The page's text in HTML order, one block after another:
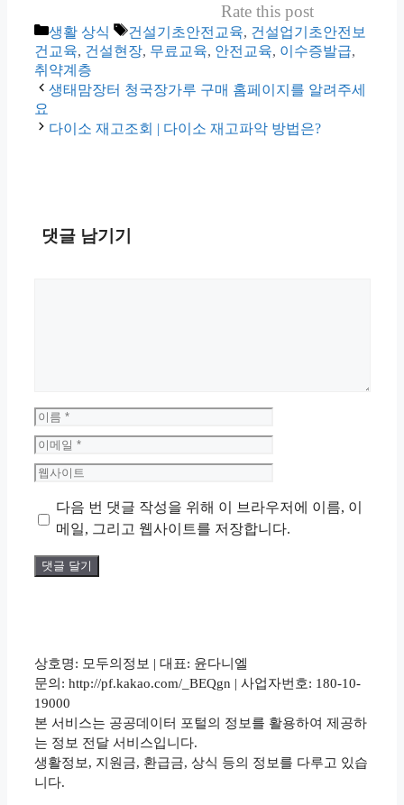
Rate this post
카
테
고
리
생활 상식
태
그
건설기초안전교육, 건설업기초안전보
건교육, 건설현장, 무료교육, 안전교육, 이수증발급,
취약계층
생태맘장터 청국장가루 구매 홈페이지를 알려주세
요
다이소 재고조회 | 다이소 재고파악 방법은?
댓글 남기기
이
름
이
메
일
웹
트
다음 번 댓글 작성을 위해 이 브라우저에 이름, 이
메일, 그리고 웹사이트를 저장합니다.
상호명: 모두의정보 | 대표: 윤다니엘
문의: http://pf.kakao.com/_BEQgn | 사업자번호: 180-10-
19000
본 서비스는 공공데이터 포털의 정보를 활용하여 제공하
는 정보 전달 서비스입니다.
생활정보, 지원금, 환급금, 상식 등의 정보를 다루고 있습
니다.